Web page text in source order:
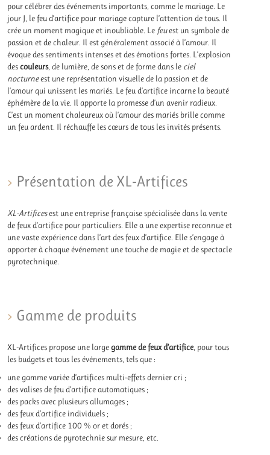
pour célébrer des événements importants, comme le mariage. Le
jour J, lefeu d’artifice pour mariagecapture l’attention de tous. Il
crée un moment magique et inoubliable. Le feuest un symbole de
passion et de chaleur. Il est généralement associé à l’amour. Il
évoque des sentiments intenses et des émotions fortes. L’explosion
descouleurs, de lumière, de sons et de forme dans le ciel
nocturneest une représentation visuelle de la passion et de
l’amour qui unissent les mariés. Le feu d’artifice incarne la beauté
éphémère de la vie. Il apporte la promesse d’un avenir radieux.
C’est un moment chaleureux où l’amour des mariés brille comme
un feu ardent. Il réchauffe les cœurs de tous les invités présents.
Présentation de XL-Artifices
XL-Artificesest une entreprise française spécialisée dans la vente
de feux d’artifice pour particuliers. Elle a une expertise reconnue et
une vaste expérience dans l’art des feux d’artifice. Elle s’engage à
apporter à chaque événement une touche de magie et de spectacle
pyrotechnique.
Gamme de produits
XL-Artifices propose une largegamme de feux d’artifice, pour tous
les budgets et tous les événements, tels que :
une gamme variée d’artifices multi-effets dernier cri ;
des valises de feu d’artifice automatiques ;
des packs avec plusieurs allumages ;
des feux d’artifice individuels ;
des feux d’artifice 100 % or et dorés ;
des créations de pyrotechnie sur mesure, etc.